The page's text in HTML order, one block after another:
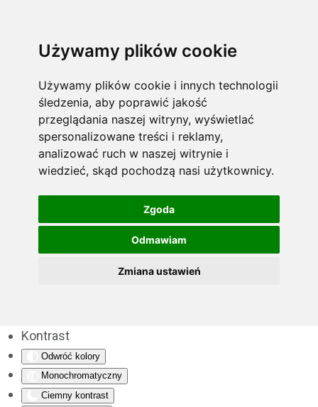
Używamy plików cookie
Używamy plików cookie i innych technologii
śledzenia, aby poprawić jakość
przeglądania naszej witryny, wyświetlać
spersonalizowane treści i reklamy,
analizować ruch w naszej witrynie i
wiedzieć, skąd pochodzą nasi użytkownicy.
Zgoda
Odmawiam
Zmiana ustawień
Kontrast
Odwróć kolory
Monochromatyczny
Ciemny kontrast